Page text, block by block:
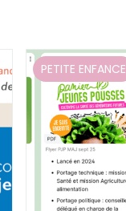
PETITE ENFANCE